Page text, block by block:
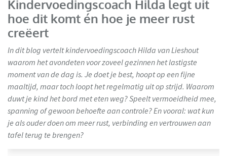
Kindervoedingscoach Hilda legt uit
hoe dit komt én hoe je meer rust
creëert
In dit blog vertelt kindervoedingscoach Hilda van Lieshout
waarom het avondeten voor zoveel gezinnen het lastigste
moment van de dag is. Je doet je best, hoopt op een fijne
maaltijd, maar toch loopt het regelmatig uit op strijd. Waarom
duwt je kind het bord met eten weg? Speelt vermoeidheid mee,
spanning of gewoon behoefte aan controle? En vooral: wat kun
je als ouder doen om meer rust, verbinding en vertrouwen aan
tafel terug te brengen?